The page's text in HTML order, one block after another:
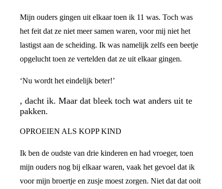
Mijn ouders gingen uit elkaar toen ik 11 was. Toch was
het feit dat ze niet meer samen waren, voor mij niet het
lastigst aan de scheiding. Ik was namelijk zelfs een beetje
opgelucht toen ze vertelden dat ze uit elkaar gingen.
‘Nu wordt het eindelijk beter!’
, dacht ik. Maar dat bleek toch wat anders uit te
pakken.
OPROEIEN ALS KOPP KIND
Ik ben de oudste van drie kinderen en had vroeger, toen
mijn ouders nog bij elkaar waren, vaak het gevoel dat ik
voor mijn broertje en zusje moest zorgen. Niet dat dat ooit